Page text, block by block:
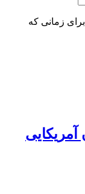
زمانی که